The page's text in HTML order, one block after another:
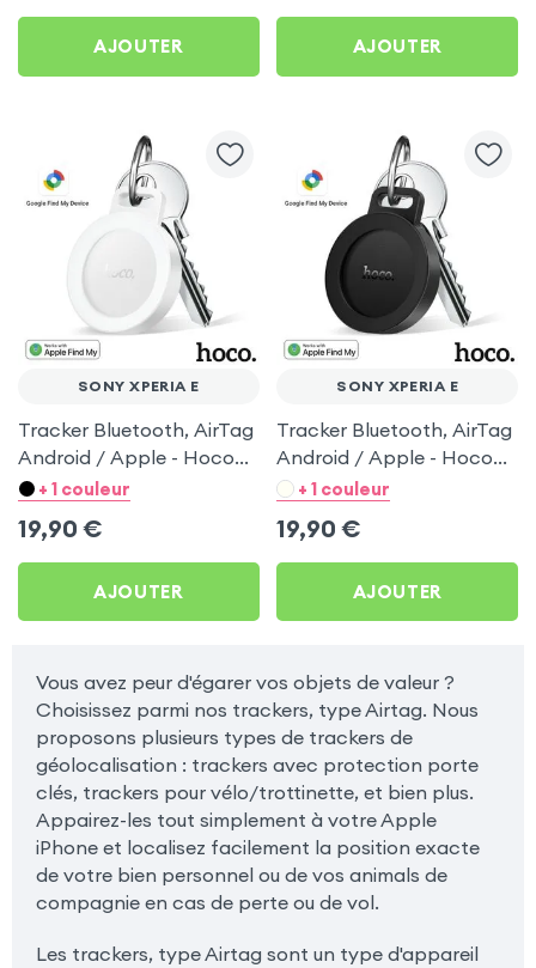
AJOUTER AJOUTER
SONY XPERIA E
Tracker Bluetooth, AirTag
Android / Apple - Hoco
Blanc pour Sony Xperia E
+ 1 couleur
19,90 €
AJOUTER
SONY XPERIA E
Tracker Bluetooth, AirTag
Android / Apple - Hoco
Noir pour Sony Xperia E
+ 1 couleur
19,90 €
AJOUTER
Vous avez peur d'égarer vos objets de valeur ?
Choisissez parmi nos trackers, type Airtag. Nous
proposons plusieurs types de trackers de
géolocalisation : trackers avec protection porte
clés, trackers pour vélo/trottinette, et bien plus.
Appairez-les tout simplement à votre Apple
iPhone et localisez facilement la position exacte
de votre bien personnel ou de vos animals de
compagnie en cas de perte ou de vol.
Les trackers, type Airtag sont un type d'appareil